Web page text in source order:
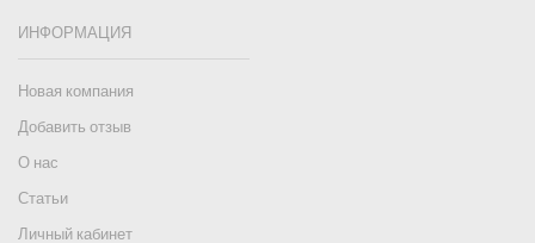
ИНФОРМАЦИЯ
Новая компания
Добавить отзыв
О нас
Статьи
Личный кабинет